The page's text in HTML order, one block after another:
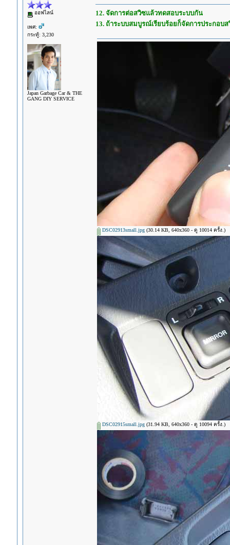
ออฟไลน์
เพศ:
กระทู้: 3,230
Japan Garbage Car & THE
GANG DIY SERVICE
12. จัดการต่อสวิซแล้วทดสอบระบบกัน
13. ถ้าระบบสมบูรณ์เรียบร้อยก็จัดการประกอบ
DSC02913small.jpg(30.14 KB, 640x360 - ดู 10014 ครั้ง.)
DSC02915small.jpg(31.94 KB, 640x360 - ดู 10094 ครั้ง.)